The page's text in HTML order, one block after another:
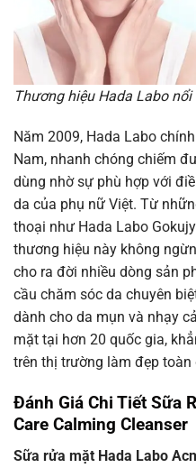
Thương hiệu Hada Labo
Năm 2009, Hada Labo
Nam, nhanh chóng chiếm
dùng nhờ sự phù hợp với
da của phụ nữ Việt. Từ
thoại như Hada Labo
thương hiệu này không
cho ra đời nhiều dòng sản
cầu chăm sóc da chuyên
dành cho da mụn và nhạy
mặt tại hơn 20 quốc gia,
trên thị trường làm đẹp toàn
Đánh Giá Chi Tiết Sữa
Care Calming Cleanser
Sữa rửa mặt Hada Labo